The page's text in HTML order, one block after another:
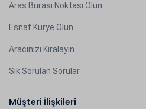
Aras Burası Noktası Olun
Esnaf Kurye Olun
Aracınızı Kiralayın
Sık Sorulan Sorular
Müşteri İlişkileri